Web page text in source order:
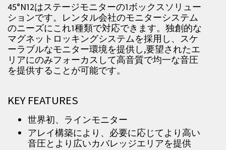
45°N12はステージモニターの1ボックスソリュー
ションです。レンタル会社のモニターシステム
のニーズにこれ1種類で対応できます。独創的な
マグネットロッキングシステムを採用し、スケ
ーラブルなモニター環境を提供し,要望されたエ
リアにのみフォーカスして高音質で均一な音圧
を提供することが可能です。
KEY FEATURES
世界初、ラインモニター
アレイ構築により、必要に応じてより高い
音圧とより広いカバレッジエリアを提供